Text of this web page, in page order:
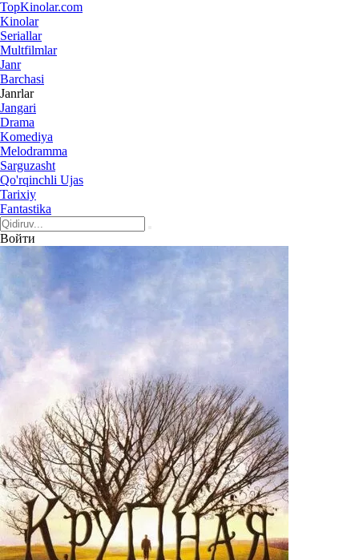
TopKinolar.com
Kinolar
Seriallar
Multfilmlar
Janr
Barchasi
Janrlar
Jangari
Drama
Komediya
Melodramma
Sarguzasht
Qo'rqinchli Ujas
Tarixiy
Fantastika
Войти